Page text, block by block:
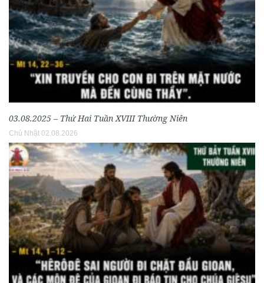
03.08.2025 – Thứ Hai Tuần XVIII Thường Niên
Chủ Nhật 02.08.2026